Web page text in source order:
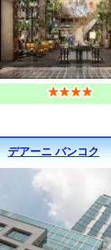
デアーニ バンコク